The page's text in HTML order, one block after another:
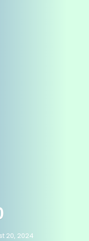
20, 2024